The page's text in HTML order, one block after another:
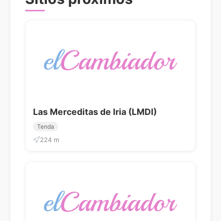
Las Merceditas de Iria (LMDI)
Tenda
224 m